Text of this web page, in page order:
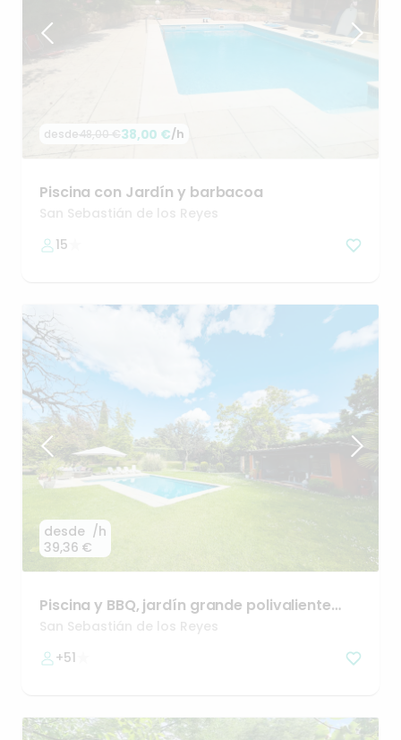
desde48,00 €38,00 €/h
Piscina con Jardín y barbacoa
San Sebastián de los Reyes
15
desde
39,36 €
/h
Piscina y BBQ​,​ jardín grande polivaliente
(EVENTOS)
San Sebastián de los Reyes
+51